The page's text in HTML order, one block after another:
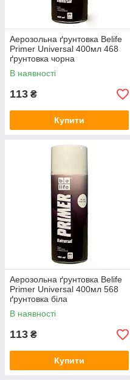
Аерозольна ґрунтовка Belife
Primer Universal 400мл 468
ґрунтовка чорна
В наявності
113 ₴
Купити
Аерозольна ґрунтовка Belife
Primer Universal 400мл 568
ґрунтовка біла
В наявності
113 ₴
Купити